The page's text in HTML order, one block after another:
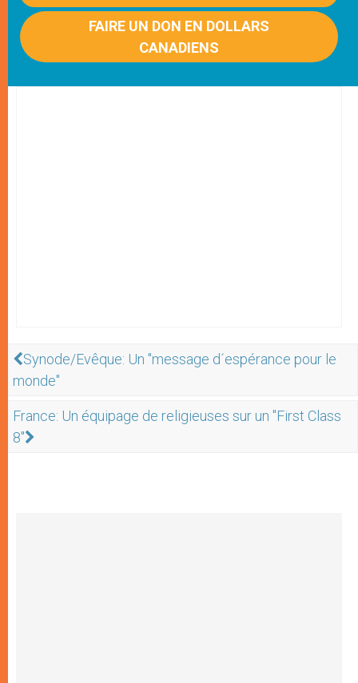
FAIRE UN DON EN DOLLARS
CANADIENS
Synode/Evêque: Un "message d´espérance pour le
monde"
France: Un équipage de religieuses sur un "First Class
8"